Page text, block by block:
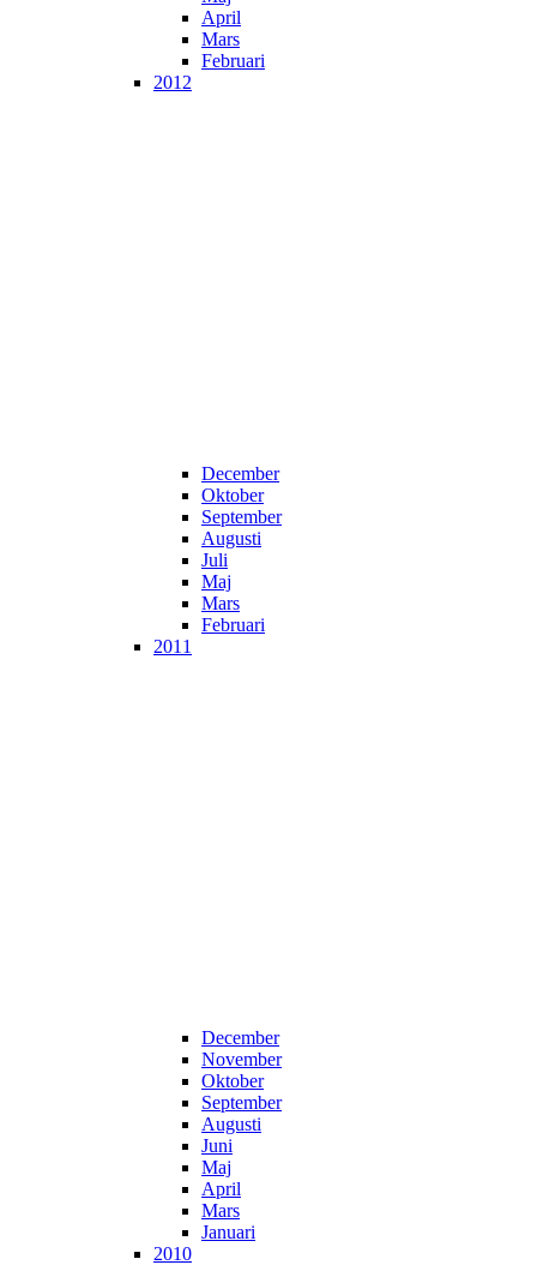
April
Mars
Februari
2012
December
Oktober
September
Augusti
Juli
Maj
Mars
Februari
2011
December
November
Oktober
September
Augusti
Juni
Maj
April
Mars
Januari
2010